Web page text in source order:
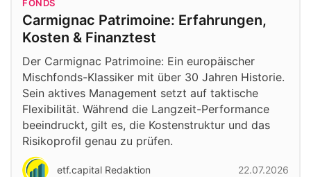
FONDS
Carmignac Patrimoine: Erfahrungen,
Kosten & Finanztest
Der Carmignac Patrimoine: Ein europäischer
Mischfonds-Klassiker mit über 30 Jahren Historie.
Sein aktives Management setzt auf taktische
Flexibilität. Während die Langzeit-Performance
beeindruckt, gilt es, die Kostenstruktur und das
Risikoprofil genau zu prüfen.
etf.capital Redaktion 22.07.2026